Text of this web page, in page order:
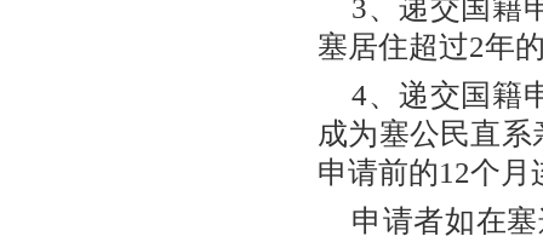
3、递交国籍
塞居住超过2年
4、递交国籍
成为塞公民直
申请前的12个
申请者如在